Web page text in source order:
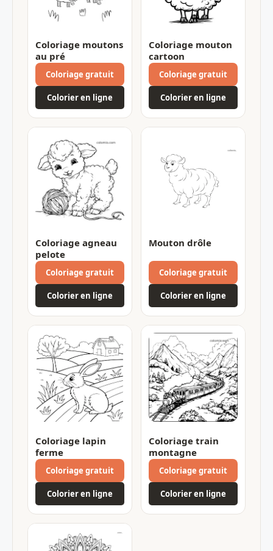
Coloriage moutons
au pré
Coloriage gratuit
Colorier en ligne
Coloriage mouton
cartoon
Coloriage gratuit
Colorier en ligne
Coloriage agneau
pelote
Coloriage gratuit
Colorier en ligne
Mouton drôle
Coloriage gratuit
Colorier en ligne
Coloriage lapin
ferme
Coloriage gratuit
Colorier en ligne
Coloriage train
montagne
Coloriage gratuit
Colorier en ligne